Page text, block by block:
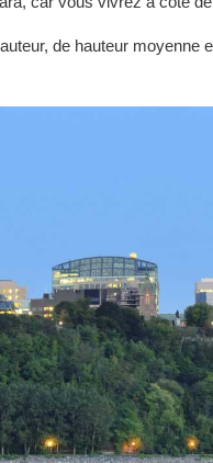
de hauteur moyenne